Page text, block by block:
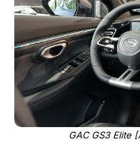
GAC GS3 Elite